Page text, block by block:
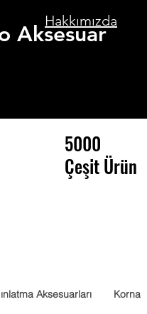
Aksesuar
Hakkımızda
5000
Çeşit Ürün
Aksesuarları Korna